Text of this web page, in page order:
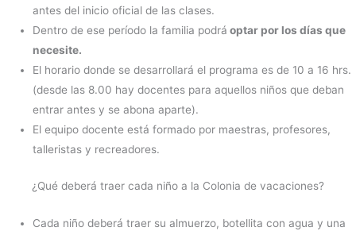
antes del inicio oficial de las clases.
Dentro de ese período la familia podrá optar por los días que
necesite.
El horario donde se desarrollará el programa es de 10 a 16 hrs.
(desde las 8.00 hay docentes para aquellos niños que deban
entrar antes y se abona aparte).
El equipo docente está formado por maestras, profesores,
talleristas y recreadores.
¿Qué deberá traer cada niño a la Colonia de vacaciones?
Cada niño deberá traer su almuerzo, botellita con agua y una